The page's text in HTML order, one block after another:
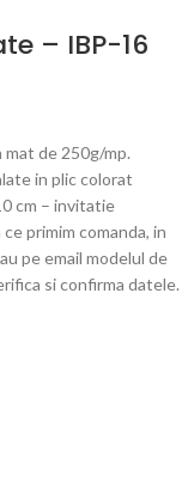
– IBP-16
de 250g/mp.
in plic colorat
cm – invitatie
primim comanda, in
pe email modelul de
si confirma datele.